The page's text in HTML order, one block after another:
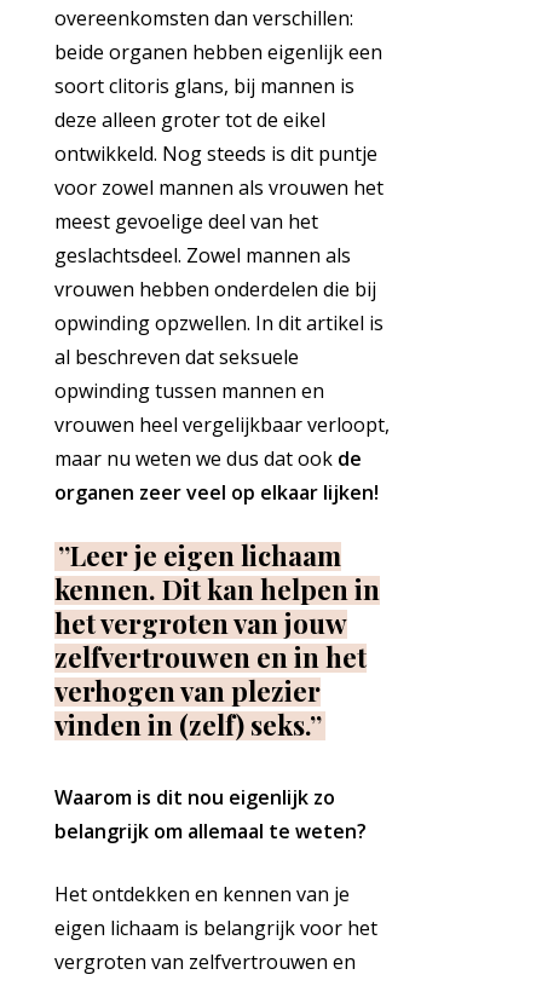
overeenkomsten dan verschillen:
beide organen hebben eigenlijk een
soort clitoris glans, bij mannen is
deze alleen groter tot de eikel
ontwikkeld. Nog steeds is dit puntje
voor zowel mannen als vrouwen het
meest gevoelige deel van het
geslachtsdeel. Zowel mannen als
vrouwen hebben onderdelen die bij
opwinding opzwellen. In dit artikel is
al beschreven dat seksuele
opwinding tussen mannen en
vrouwen heel vergelijkbaar verloopt,
maar nu weten we dus dat ook de
organen zeer veel op elkaar lijken!
”Leer je eigen lichaam
kennen. Dit kan helpen in
het vergroten van jouw
zelfvertrouwen en in het
verhogen van plezier
vinden in (zelf) seks.”
Waarom is dit nou eigenlijk zo
belangrijk om allemaal te weten?
Het ontdekken en kennen van je
eigen lichaam is belangrijk voor het
vergroten van zelfvertrouwen en